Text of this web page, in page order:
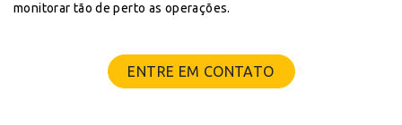
monitorar tão de perto as operações.
ENTRE EM CONTATO